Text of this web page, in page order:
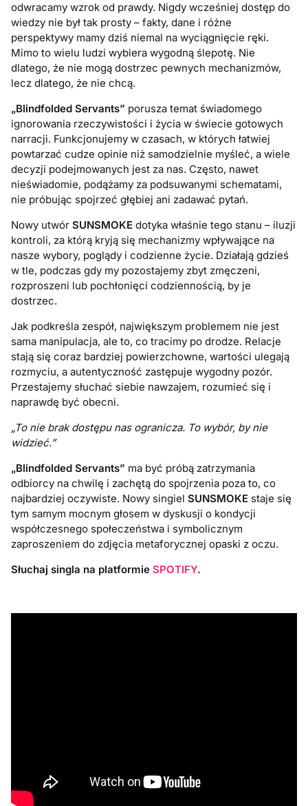
odwracamy wzrok od prawdy. Nigdy wcześniej dostęp do
wiedzy nie był tak prosty – fakty, dane i różne
perspektywy mamy dziś niemal na wyciągnięcie ręki.
Mimo to wielu ludzi wybiera wygodną ślepotę. Nie
dlatego, że nie mogą dostrzec pewnych mechanizmów,
lecz dlatego, że nie chcą.
„Blindfolded Servants” porusza temat świadomego
ignorowania rzeczywistości i życia w świecie gotowych
narracji. Funkcjonujemy w czasach, w których łatwiej
powtarzać cudze opinie niż samodzielnie myśleć, a wiele
decyzji podejmowanych jest za nas. Często, nawet
nieświadomie, podążamy za podsuwanymi schematami,
nie próbując spojrzeć głębiej ani zadawać pytań.
Nowy utwórSUNSMOKE dotyka właśnie tego stanu – iluzji
kontroli, za którą kryją się mechanizmy wpływające na
nasze wybory, poglądy i codzienne życie. Działają gdzieś
w tle, podczas gdy my pozostajemy zbyt zmęczeni,
rozproszeni lub pochłonięci codziennością, by je
dostrzec.
Jak podkreśla zespół, największym problemem nie jest
sama manipulacja, ale to, co tracimy po drodze. Relacje
stają się coraz bardziej powierzchowne, wartości ulegają
rozmyciu, a autentyczność zastępuje wygodny pozór.
Przestajemy słuchać siebie nawzajem, rozumieć się i
naprawdę być obecni.
„To nie brak dostępu nas ogranicza. To wybór, by nie
widzieć.”
„Blindfolded Servants” ma być próbą zatrzymania
odbiorcy na chwilę i zachętą do spojrzenia poza to, co
najbardziej oczywiste. Nowy singielSUNSMOKE staje się
tym samym mocnym głosem w dyskusji o kondycji
współczesnego społeczeństwa i symbolicznym
zaproszeniem do zdjęcia metaforycznej opaski z oczu.
Słuchaj singla na platformieSPOTIFY.